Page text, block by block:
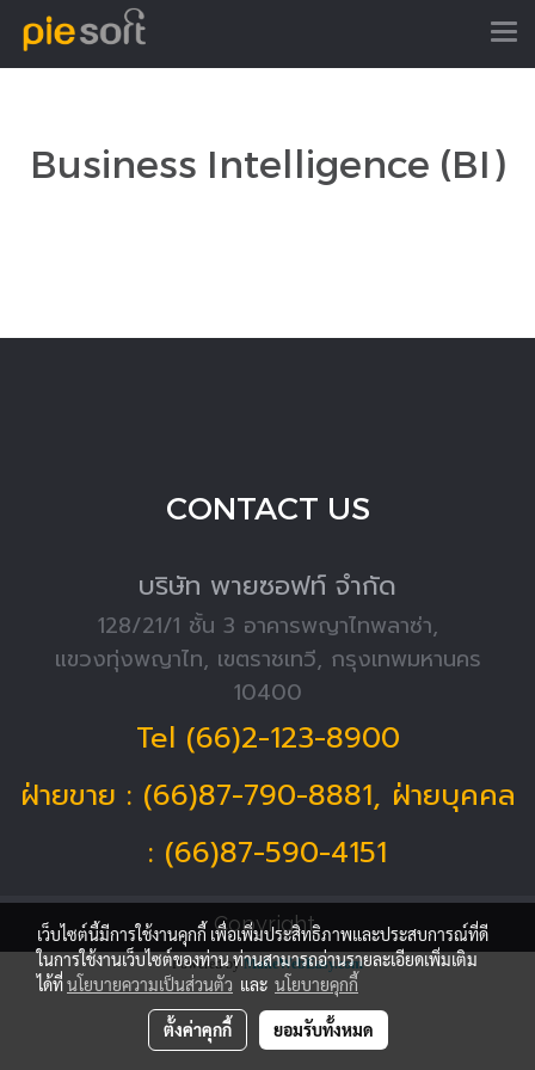
Business Intelligence (BI)
CONTACT US
บริษัท พายซอฟท์ จำกัด
128/21/1 ชั้น 3 อาคารพญาไทพลาซ่า,
แขวงทุ่งพญาไท, เขตราชเทวี, กรุงเทพมหานคร
10400
Tel (66)2-123-8900
ฝ่ายขาย : (66)87-790-8881, ฝ่ายบุคคล
: (66)87-590-4151
Copyright
Powered byMakeWebEasy.com
เว็บไซต์นี้มีการใช้งานคุกกี้ เพื่อเพิ่มประสิทธิภาพและประสบการณ์ที่ดี
ในการใช้งานเว็บไซต์ของท่าน ท่านสามารถอ่านรายละเอียดเพิ่มเติม
ได้ที่นโยบายความเป็นส่วนตัว และ นโยบายคุกกี้
ตั้งค่าคุกกี้ ยอมรับทั้งหมด